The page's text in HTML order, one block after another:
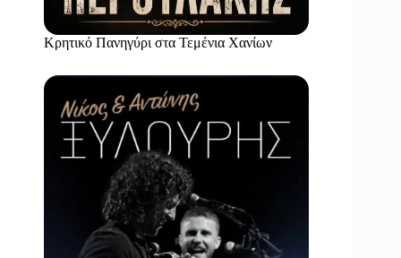
Κρητικό Πανηγύρι στα Τεμένια Χανίων